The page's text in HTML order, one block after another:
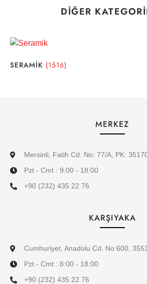
DIĞER
SERAMIK (1516)
MERKEZ
Mersinli, Fatih Cd. No: 77/A, PK:
Pzt - Cmt : 9:00 - 18:00
+90 (232) 435 22 76
KARŞIYAKA
Cumhuriyet, Anadolu Cd. No:600,
Pzt - Cmt : 8:00 - 18:00
+90 (232) 435 22 76